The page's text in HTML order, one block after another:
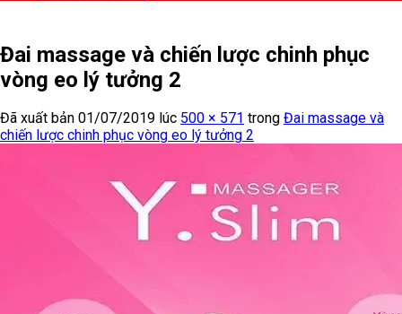
Đai massage và chiến lược chinh phục
vòng eo lý tưởng 2
Đã xuất bản 01/07/2019 lúc 500 × 571 trong Đai massage và
chiến lược chinh phục vòng eo lý tưởng 2